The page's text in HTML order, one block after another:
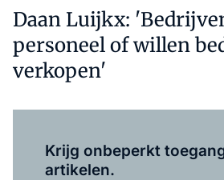
Daan Luijkx:
personeel of willen
verkopen'
Krijg onbeperkt
artikelen.